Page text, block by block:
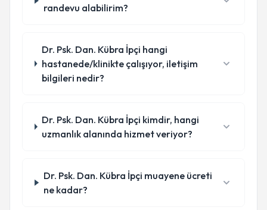
randevu alabilirim?
Dr. Psk. Dan. Kübra İpçi hangi
hastanede/klinikte çalışıyor, iletişim
bilgileri nedir?
Dr. Psk. Dan. Kübra İpçi kimdir, hangi
uzmanlık alanında hizmet veriyor?
Dr. Psk. Dan. Kübra İpçi muayene ücreti
ne kadar?